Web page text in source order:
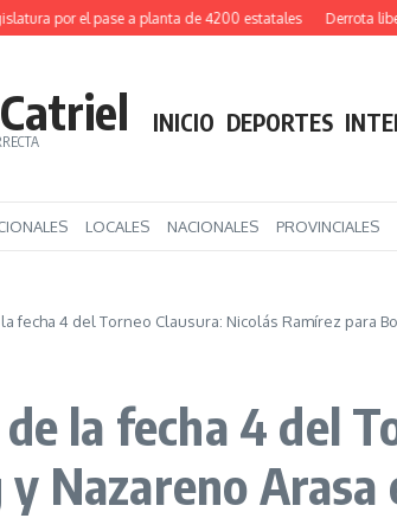
por el pase a planta de 4200 estatales Derrota
INICIO DEPORTES
LOCALES NACIONALES PROVINCIALES
fecha 4 del Torneo Clausura: Nicolás Ramírez para
la fecha 4 del
y Nazareno